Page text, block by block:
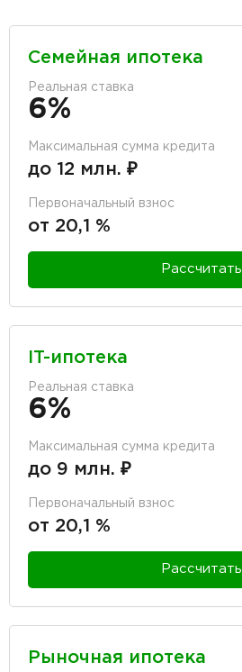
Семейная ипотека
Реальная ставка
6%
Максимальная сумма кредита
до 12 млн. ₽
Первоначальный взнос
от 20,1 %
Рассчитать
IT-ипотека
Реальная ставка
6%
Максимальная сумма кредита
до 9 млн. ₽
Первоначальный взнос
от 20,1 %
Рассчитать
Рыночная ипотека